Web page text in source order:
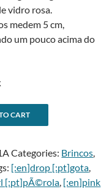
vidro rosa.
medem 5 cm,
um pouco acima do
CART
e
r
n
Categories: Brincos,
[:en]drop [:pt]gota,
[:pt]pÃ©rola, [:en]pink